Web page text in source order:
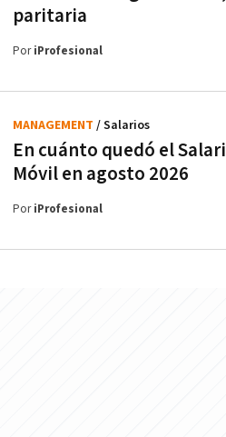
paritaria
PoriProfesional
En cuánto quedó el
Móvil en agosto 2026
MANAGEMENT / Salarios
PoriProfesional